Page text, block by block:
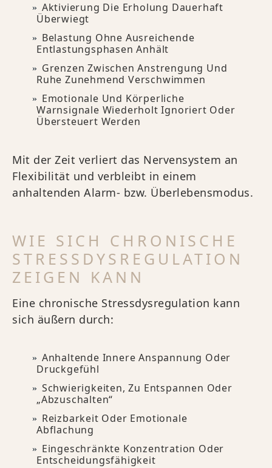
Aktivierung Die Erholung Dauerhaft
Überwiegt
Belastung Ohne Ausreichende
Entlastungsphasen Anhält
Grenzen Zwischen Anstrengung Und
Ruhe Zunehmend Verschwimmen
Emotionale Und Körperliche
Warnsignale Wiederholt Ignoriert Oder
Übersteuert Werden
Mit der Zeit verliert das Nervensystem an
Flexibilität und verbleibt in einem
anhaltenden Alarm- bzw. Überlebensmodus.
WIE SICH CHRONISCHE
STRESSDYSREGULATION
ZEIGEN KANN
Eine chronische Stressdysregulation kann
sich äußern durch:
Anhaltende Innere Anspannung Oder
Druckgefühl
Schwierigkeiten, Zu Entspannen Oder
„abzuschalten“
Reizbarkeit Oder Emotionale
Abflachung
Eingeschränkte Konzentration Oder
Entscheidungsfähigkeit